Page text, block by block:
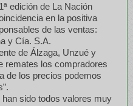
edición de La Nación
en la positiva
de las ventas:
y Cía. S.A.
de Álzaga, Unzué y
remates los compradores
de los precios podemos
sido todos valores muy